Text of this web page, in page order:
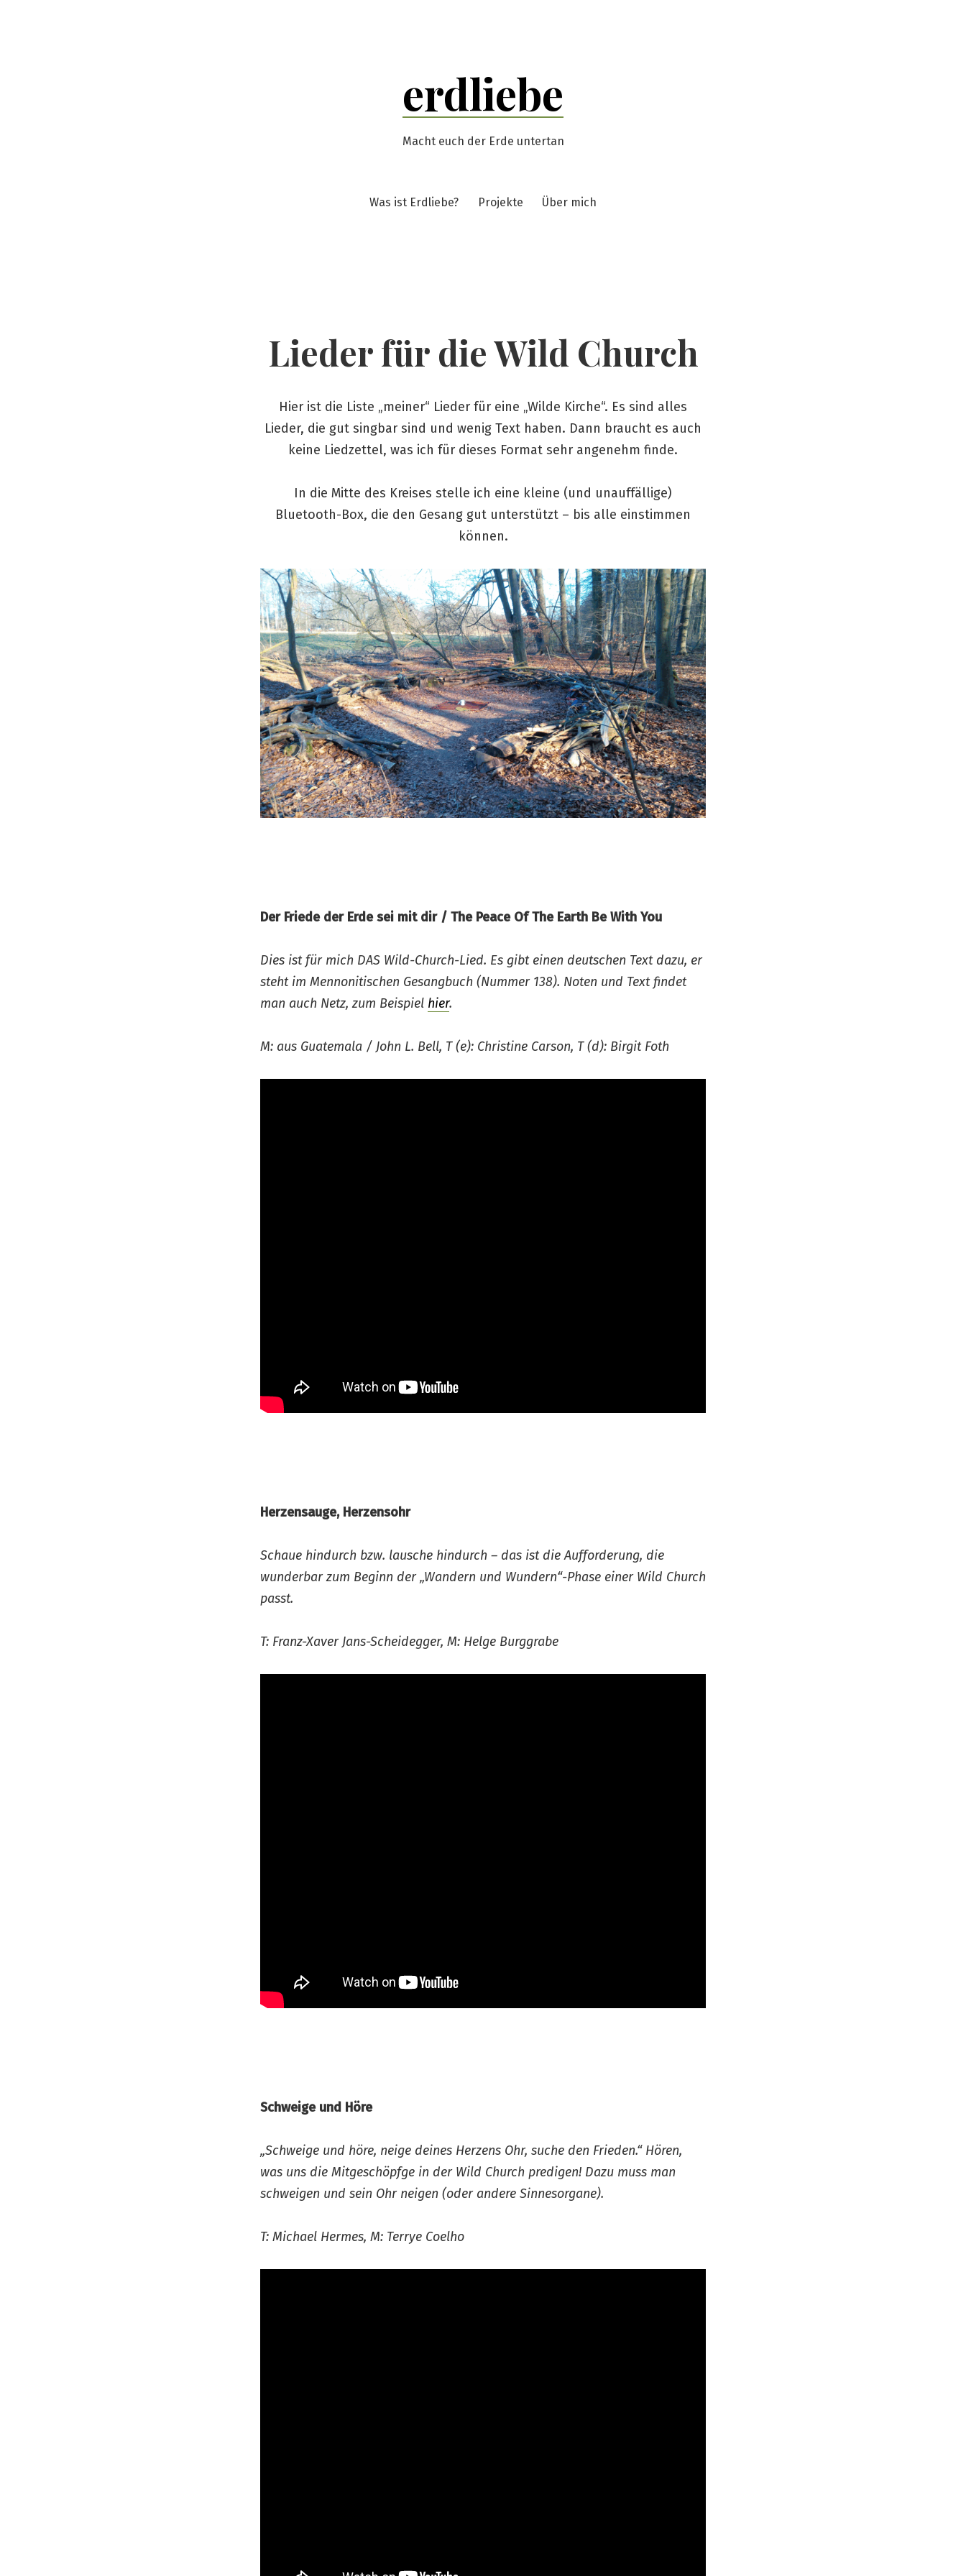
erdliebe
Macht euch der Erde untertan
Was ist Erdliebe? Projekte Über mich
Lieder für die Wild Church
Hier ist die Liste „meiner“ Lieder für eine „Wilde Kirche“. Es sind alles
Lieder, die gut singbar sind und wenig Text haben. Dann braucht es auch
keine Liedzettel, was ich für dieses Format sehr angenehm finde.
In die Mitte des Kreises stelle ich eine kleine (und unauffällige)
Bluetooth-Box, die den Gesang gut unterstützt – bis alle einstimmen
können.
Der Friede der Erde sei mit dir / The Peace Of The Earth Be With You
Dies ist für mich DAS Wild-Church-Lied. Es gibt einen deutschen Text dazu, er
steht im Mennonitischen Gesangbuch (Nummer 138). Noten und Text findet
man auch Netz, zum Beispiel hier.
M: aus Guatemala / John L. Bell, T (e): Christine Carson, T (d): Birgit Foth
Herzensauge, Herzensohr
Schaue hindurch bzw. lausche hindurch – das ist die Aufforderung, die
wunderbar zum Beginn der „Wandern und Wundern“-Phase einer Wild Church
passt.
T: Franz-Xaver Jans-Scheidegger, M: Helge Burggrabe
Schweige und Höre
„Schweige und höre, neige deines Herzens Ohr, suche den Frieden.“ Hören,
was uns die Mitgeschöpfge in der Wild Church predigen! Dazu muss man
schweigen und sein Ohr neigen (oder andere Sinnesorgane).
T: Michael Hermes, M: Terrye Coelho